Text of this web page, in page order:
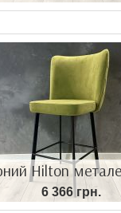
Hilton
6 366 грн.